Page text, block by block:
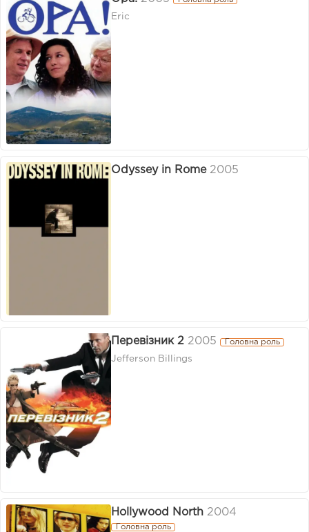
Eric
Odyssey in Rome 2005
Перевізник 2 2005 Головна роль
Jefferson Billings
Hollywood North 2004
Головна роль